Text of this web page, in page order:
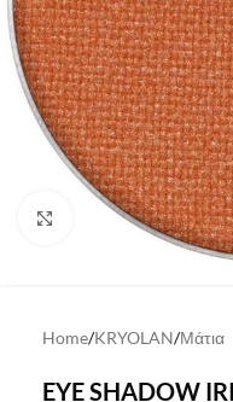
Click to enlarge
Home/KRYOLAN/Μάτια
EYE SHADOW